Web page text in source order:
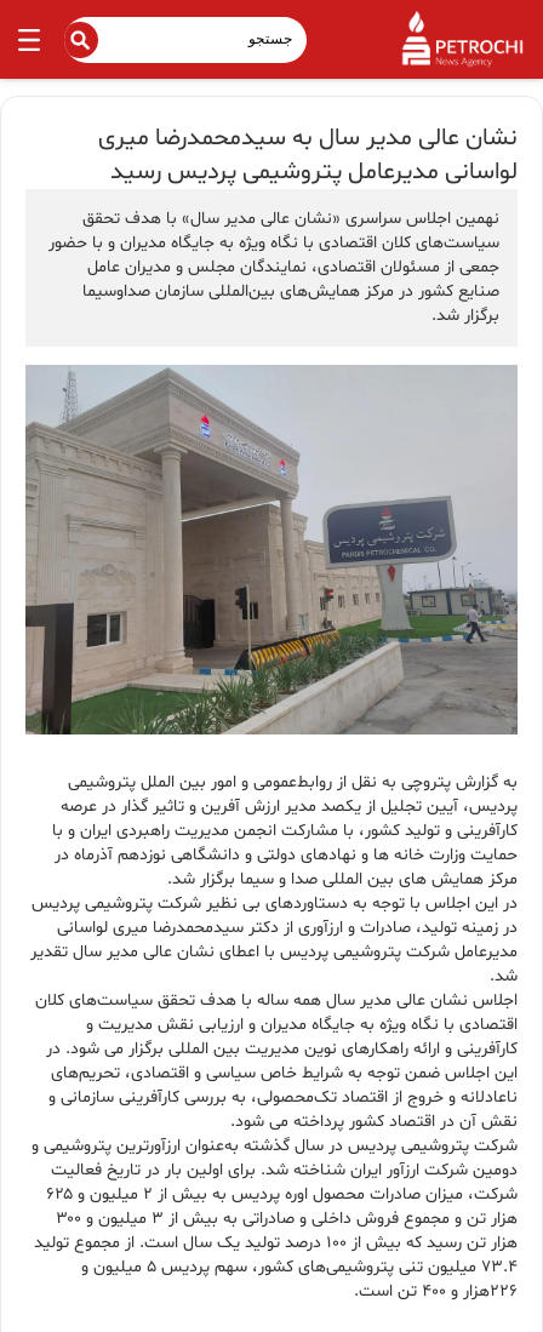
نشان عالی مدیر سال به سیدمحمدرضا میری
لواسانی مدیرعامل پتروشیمی پردیس رسید
نهمین اجلاس سراسری «نشان عالی مدیر سال» با هدف تحقق
سیاست‌های کلان اقتصادی با نگاه ویژه به جایگاه مدیران و با حضور
جمعی از مسئولان اقتصادی، نمایندگان مجلس و مدیران عامل
صنايع کشور در مرکز همایش‌های بین‌المللی سازمان صداوسیما
برگزار شد.
به گزارش پتروچی به نقل از روابط‌عمومی و امور بین الملل پتروشیمی
پردیس، آیین تجلیل از یکصد مدیر ارزش آفرین و تاثیر گذار در عرصه
کارآفرینی و تولید کشور، با مشارکت انجمن مدیریت راهبردی ایران و با
حمایت وزارت خانه ها و نهادهای دولتی و دانشگاهی نوزدهم آذرماه در
مرکز همایش های بین المللی صدا و سیما برگزار شد.
در این اجلاس با توجه به دستاوردهای بی نظیر شرکت پتروشیمی پردیس
در زمینه تولید، صادرات و ارزآوری از دکتر سیدمحمدرضا میری لواسانی
مدیرعامل شرکت پتروشیمی پردیس با اعطای نشان عالی مدیر سال تقدیر
شد.
اجلاس نشان عالی مدیر سال همه ساله با هدف تحقق سیاست‌های کلان
اقتصادی با نگاه ویژه به جایگاه مدیران و ارزیابی نقش مدیریت و
کارآفرینی و ارائه راهکارهای نوین مدیریت بین المللی برگزار می شود. در
این اجلاس ضمن توجه به شرایط خاص سیاسی و اقتصادی، تحریم‌های
ناعادلانه و خروج از اقتصاد تک‌محصولی، به بررسی کارآفرینی سازمانی و
نقش آن در اقتصاد کشور پرداخته می شود.
شرکت پتروشیمی پردیس در سال گذشته به‌عنوان ارزآورترین پتروشیمی و
دومین شرکت ارزآور ایران شناخته شد. برای اولین بار در تاریخ فعالیت
شرکت، میزان صادرات محصول اوره پردیس به بیش از ۲ میلیون و ۶۲۵
هزار تن و مجموع فروش داخلی و صادراتی به بیش از ۳ میلیون و ۳۰۰
هزار تن رسید که بیش از ۱۰۰ درصد تولید یک سال است. از مجموع تولید
۷۳.۴ میلیون تنی پتروشیمی‌های کشور، سهم پردیس ۵ میلیون و
۲۲۶هزار و ۴۰۰ تن است.